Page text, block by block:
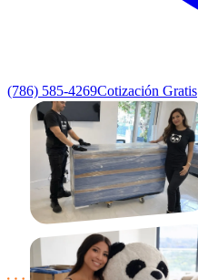
(786) 585-4269Cotización Gratis